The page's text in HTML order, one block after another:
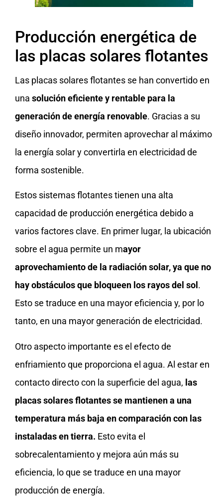
Producción energética de
las placas solares flotantes
Las placas solares flotantes se han convertido en
una solución eficiente y rentable para la
generación de energía renovable. Gracias a su
diseño innovador, permiten aprovechar al máximo
la energía solar y convertirla en electricidad de
forma sostenible.
Estos sistemas flotantes tienen una alta
capacidad de producción energética debido a
varios factores clave. En primer lugar, la ubicación
sobre el agua permite un mayor
aprovechamiento de la radiación solar, ya que no
hay obstáculos que bloqueen los rayos del sol .
Esto se traduce en una mayor eficiencia y, por lo
tanto, en una mayor generación de electricidad.
Otro aspecto importante es el efecto de
enfriamiento que proporciona el agua. Al estar en
contacto directo con la superficie del agua, las
placas solares flotantes se mantienen a una
temperatura más baja en comparación con las
instaladas en tierra. Esto evita el
sobrecalentamiento y mejora aún más su
eficiencia, lo que se traduce en una mayor
producción de energía.